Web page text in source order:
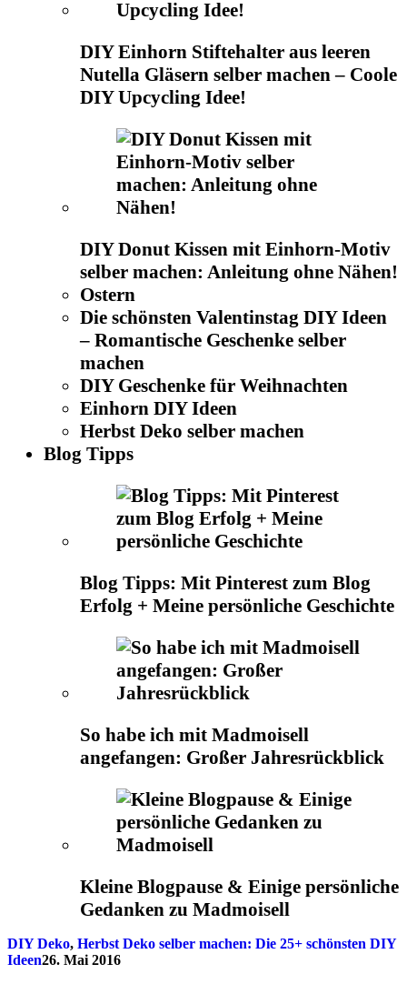
DIY Einhorn Stiftehalter aus leeren
Nutella Gläsern selber machen – Coole
DIY Upcycling Idee!
DIY Donut Kissen mit Einhorn-Motiv
selber machen: Anleitung ohne Nähen!
Ostern
Die schönsten Valentinstag DIY Ideen
– Romantische Geschenke selber
machen
DIY Geschenke für Weihnachten
Einhorn DIY Ideen
Herbst Deko selber machen
Blog Tipps
Blog Tipps: Mit Pinterest zum Blog
Erfolg + Meine persönliche Geschichte
So habe ich mit Madmoisell
angefangen: Großer Jahresrückblick
Kleine Blogpause & Einige persönliche
Gedanken zu Madmoisell
DIY Deko, Herbst Deko selber machen: Die 25+ schönsten DIY
Ideen26. Mai 2016